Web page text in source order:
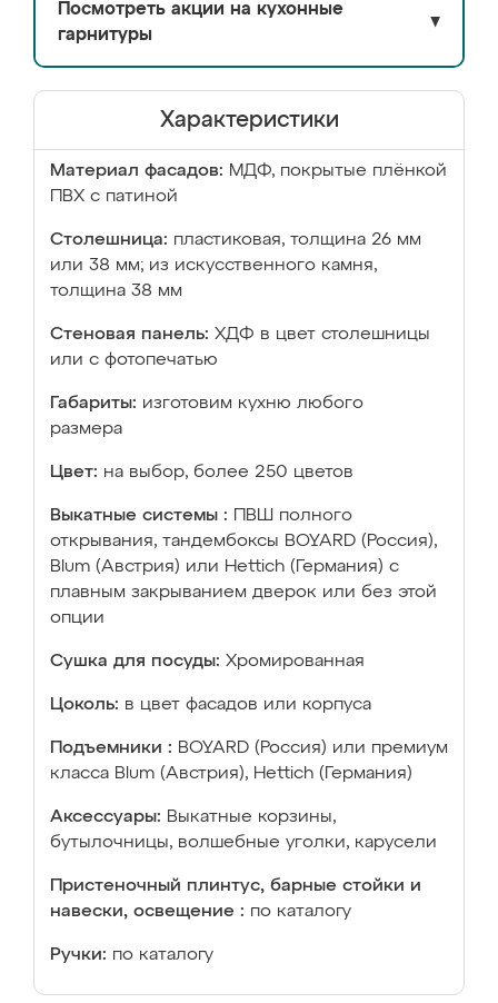
Посмотреть акции на кухонные
гарнитуры
▼
Характеристики
Материал фасадов: МДФ, покрытые плёнкой
ПВХ с патиной
Столешница: пластиковая, толщина 26 мм
или 38 мм; из искусственного камня,
толщина 38 мм
Стеновая панель: ХДФ в цвет столешницы
или с фотопечатью
Габариты: изготовим кухню любого
размера
Цвет: на выбор, более 250 цветов
Выкатные системы :
ПВШ полного
открывания, тандембоксы BOYARD (Россия),
Blum (Австрия) или Hettich (Германия) с
плавным закрыванием дверок или без этой
опции
Сушка для посуды: Хромированная
Цоколь: в цвет фасадов или корпуса
Подъемники : BOYARD (Россия) или премиум
класса Blum (Австрия), Hettich (Германия)
Аксессуары: Выкатные корзины,
бутылочницы, волшебные уголки, карусели
Пристеночный плинтус, барные стойки и
навески, освещение : по каталогу
Ручки: по каталогу